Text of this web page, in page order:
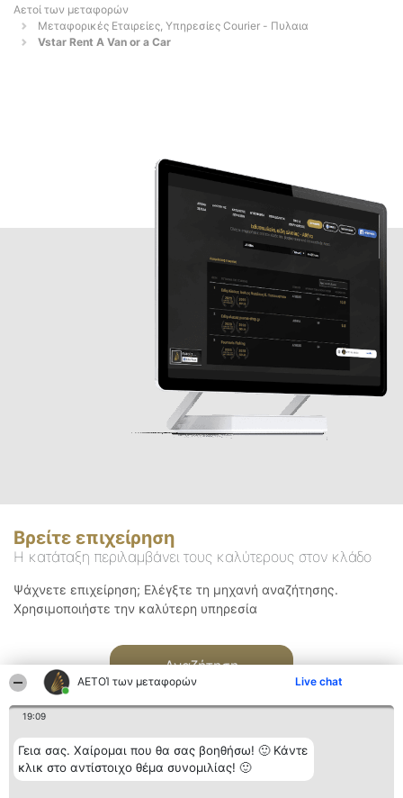
ΑΕΤΟΊ των μεταφορών Live chat
19:09
Γεια σας. Χαίρομαι που θα σας βοηθήσω! 🙂 Κάντε
κλικ στο αντίστοιχο θέμα συνομιλίας! 🙂
Αετοί των μεταφορών
Μεταφορικές Εταιρείες, Υπηρεσίες Courier - Πυλαια
Vstar Rent A Van or a Car
Βρείτε επιχείρηση
Η κατάταξη περιλαμβάνει τους καλύτερους στον κλάδο
Ψάχνετε επιχείρηση; Ελέγξτε τη μηχανή αναζήτησης.
Χρησιμοποιήστε την καλύτερη υπηρεσία
Αναζήτηση